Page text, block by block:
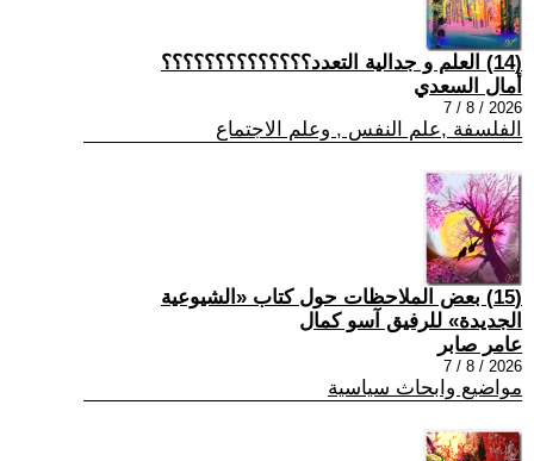
(14) العلم و جدالية التعدد؟؟؟؟؟؟؟؟؟؟؟؟؟؟
أمال السعدي
2026 / 8 / 7
الفلسفة ,علم النفس , وعلم الاجتماع
(15) بعض الملاحظات حول كتاب «الشيوعية
الجديدة» للرفيق آسو كمال
عامر صابر
2026 / 8 / 7
مواضيع وابحاث سياسية